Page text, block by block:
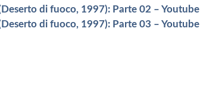
di fuoco, 1997): Parte 02 – Youtube
di fuoco, 1997): Parte 03 – Youtube